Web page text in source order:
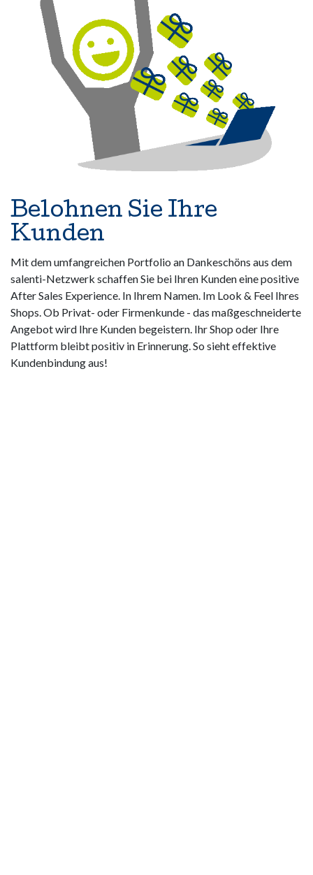
Belohnen Sie Ihre
Kunden
Mit dem umfangreichen Portfolio an Dankeschöns aus dem
salenti-Netzwerk schaffen Sie bei Ihren Kunden eine positive
After Sales Experience. In Ihrem Namen. Im Look & Feel Ihres
Shops. Ob Privat- oder Firmenkunde - das maßgeschneiderte
Angebot wird Ihre Kunden begeistern. Ihr Shop oder Ihre
Plattform bleibt positiv in Erinnerung. So sieht effektive
Kundenbindung aus!